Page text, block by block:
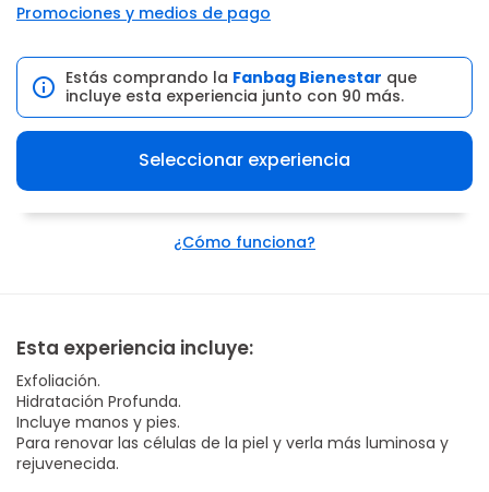
Promociones y medios de pago
Estás comprando la Fanbag Bienestar que
incluye esta experiencia junto con 90 más.
Seleccionar experiencia
¿Cómo funciona?
Esta experiencia incluye:
Exfoliación.
Hidratación Profunda.
Incluye manos y pies.
Para renovar las células de la piel y verla más luminosa y
rejuvenecida.